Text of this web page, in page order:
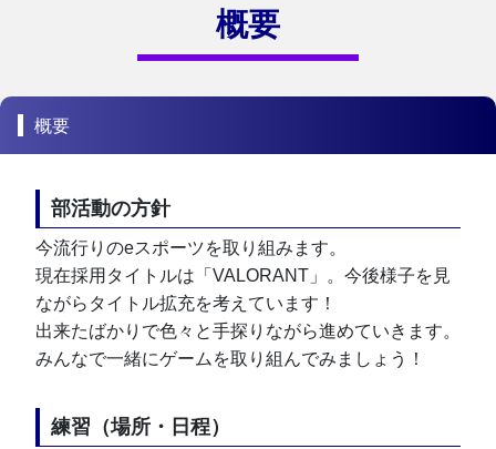
概要
概要
部活動の方針
今流行りのeスポーツを取り組みます。
現在採用タイトルは「VALORANT」。今後様子を見
ながらタイトル拡充を考えています！
出来たばかりで色々と手探りながら進めていきます。
みんなで一緒にゲームを取り組んでみましょう！
練習（場所・日程）